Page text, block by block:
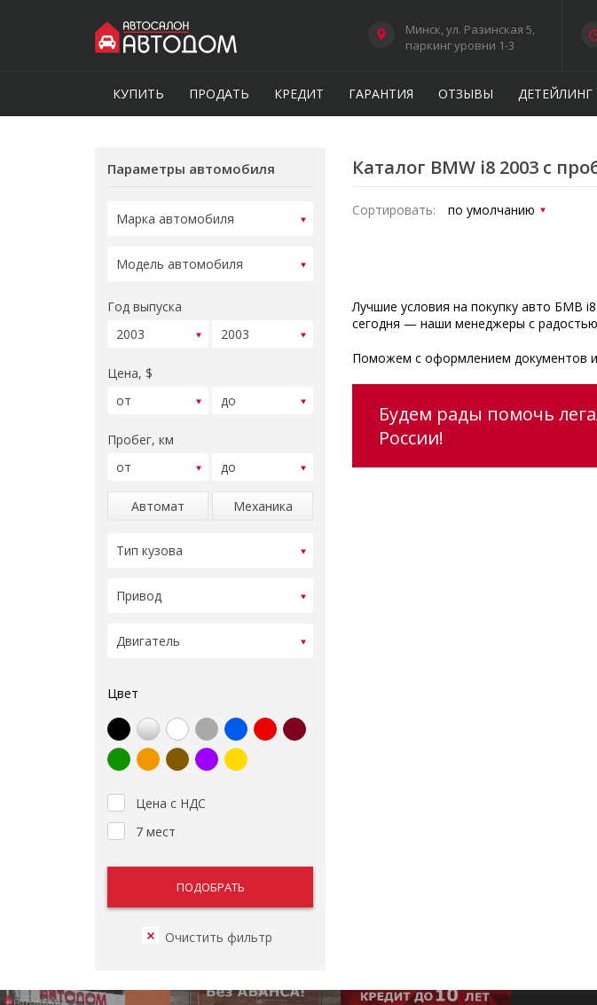
Минск, ул. Разинская 5,
паркинг уровни 1-3
КУПИТЬ ПРОДАТЬ КРЕДИТ ГАРАНТИЯ ОТЗЫВЫ ДЕТЕЙЛИНГ
Параметры автомобиля
Год выпуска
Цена, $
Пробег, км
Автомат Механика
Цвет
Цена с НДС
7 мест
Каталог BMW i8 2003 с
Сортировать:
Лучшие условия на покупку авто БМВ
сегодня — наши менеджеры с
Поможем с оформлением документов и
Будем рады помочь
России!